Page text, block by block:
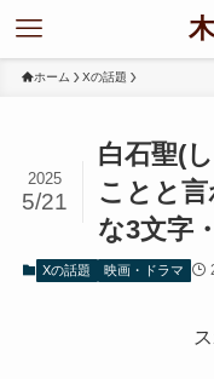
ホーム Xの話題
白石聖(
ことと
な3文字
2025
5/21
Xの話題 映画・ドラマ